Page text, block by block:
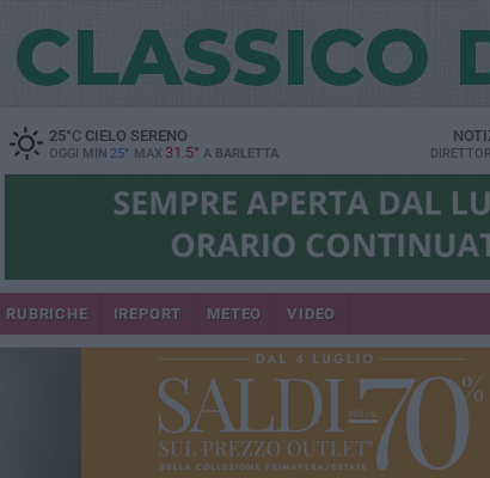
25°CCIELO SERENO
OGGI MIN 25° MAX 31.5° A BARLETTA
RUBRICHE IREPORT METEO VIDEO